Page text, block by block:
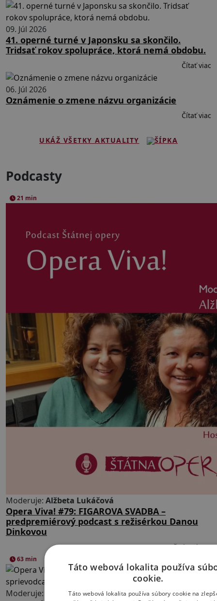
09. Júl 2026
41. operné turné v Japonsku sa skončilo.
Tridsať rokov spolupráce, ktorá nemá obdobu.
Čítať viac
06. Júl 2026
Oznámenie o zmene názvu organizácie
Čítať viac
UKÁŽ VŠETKY AKTUALITY
Podcasty
21 min
Moderuje: Alžbeta Lukáčová
Opera Viva! #79: FIGAROVA SVADBA –
predpremiérový podcast s režisérkou Danou
Dinkovou
Vypočuť podcast
63 min
Moderuje: Alžbeta Lukáčová
Táto webová lokalita používa
cookie.
Táto webová lokalita používa súbory cookie na